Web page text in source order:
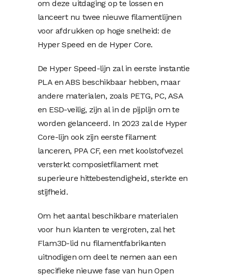
om deze uitdaging op te lossen en
lanceert nu twee nieuwe filamentlijnen
voor afdrukken op hoge snelheid: de
Hyper Speed ​​en de Hyper Core.
De Hyper Speed-lijn zal in eerste instantie
PLA en ABS beschikbaar hebben, maar
andere materialen, zoals PETG, PC, ASA
en ESD-veilig, zijn al in de pijplijn om te
worden gelanceerd. In 2023 zal de Hyper
Core-lijn ook zijn eerste filament
lanceren, PPA CF, een met koolstofvezel
versterkt composietfilament met
superieure hittebestendigheid, sterkte en
stijfheid.
Om het aantal beschikbare materialen
voor hun klanten te vergroten, zal het
Flam3D-lid nu filamentfabrikanten
uitnodigen om deel te nemen aan een
specifieke nieuwe fase van hun Open